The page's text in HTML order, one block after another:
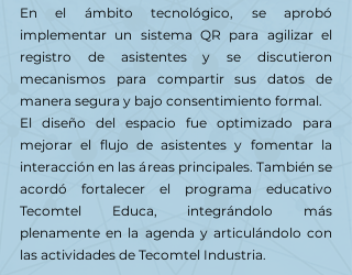
En el ámbito tecnológico, se aprobó
implementar un sistema QR para agilizar el
registro de asistentes y se discutieron
mecanismos para compartir sus datos de
manera segura y bajo consentimiento formal.
El diseño del espacio fue optimizado para
mejorar el flujo de asistentes y fomentar la
interacción en las áreas principales. También se
acordó fortalecer el programa educativo
Tecomtel Educa, integrándolo más
plenamente en la agenda y articulándolo con
las actividades de Tecomtel Industria.